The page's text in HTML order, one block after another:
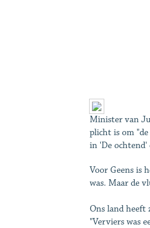
Minister van
plicht is om
in 'De ochtend'
Voor Geens is
was. Maar de
Ons land heeft
"Verviers was